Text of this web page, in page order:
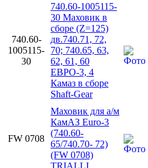
740.60-
1005115-
30
740.60-1005115-
30 Маховик в
сборе (Z=125)
дв.740.71, 72,
70; 740.65, 63,
62, 61, 60
ЕВРО-3, 4
Камаз в сборе
Shaft-Gear
FW 0708
Маховик для а/м
КамАЗ Euro-3
(740.60-
65/740.70- 72)
(FW 0708)
TRIALLI